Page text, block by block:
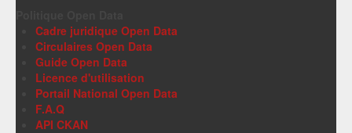
Cadre juridique Open Data
Circulaires Open Data
Guide Open Data
Licence d'utilisation
Portail National Open Data
F.A.Q
API CKAN